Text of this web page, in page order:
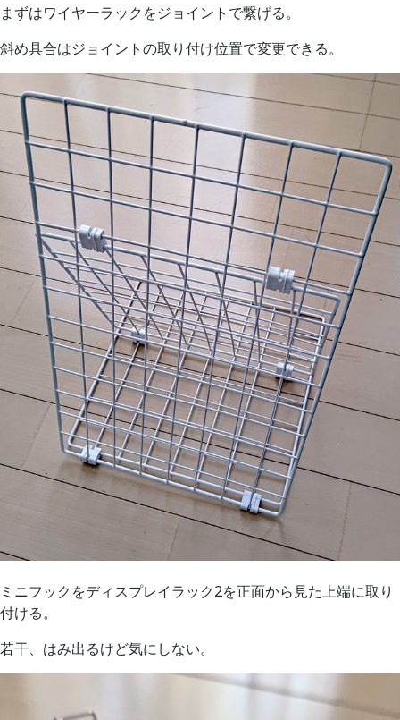
まずはワイヤーラックをジョイントで繋げる。
斜め具合はジョイントの取り付け位置で変更できる。
ミニフックをディスプレイラック2を正面から見た上端に取り
付ける。
若干、はみ出るけど気にしない。